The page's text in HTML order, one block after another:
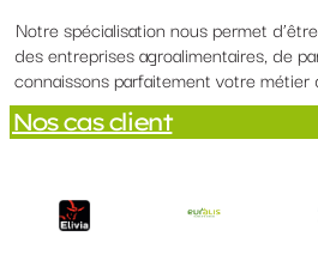
Notre spécialisation nous permet
des entreprises agroalimentaires, de
connaissons parfaitement votre métier
Nos cas client